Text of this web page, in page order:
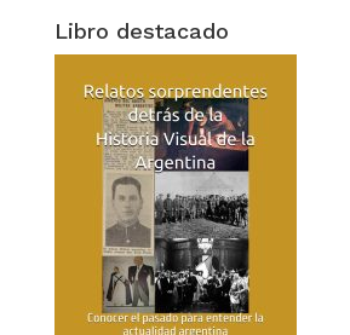
Libro destacado